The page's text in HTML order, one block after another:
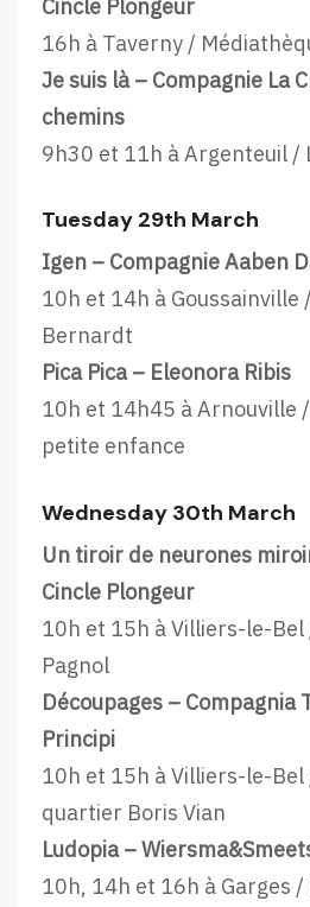
Cincle Plongeur
16h à Taverny /
Je suis là – Compagnie La
chemins
9h30 et 11h à Argenteuil /
Tuesday 29th March
Igen – Compagnie Aaben
10h et 14h à Goussainville
Bernardt
Pica Pica – Eleonora Ribis
10h et 14h45 à Arnouville
petite enfance
Wednesday 30th March
Un tiroir de neurones
Cincle Plongeur
10h et 15h à Villiers-le-Bel
Pagnol
Découpages – Compagnia
Principi
10h et 15h à Villiers-le-Bel
quartier Boris Vian
Ludopia –
10h, 14h et 16h à Garges /